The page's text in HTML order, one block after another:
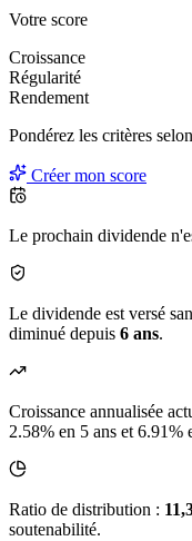
Votre score
Croissance
Régularité
Rendement
Pondérez les critères selon
Créer mon score
Le prochain dividende
Le dividende est versé
diminué depuis 6 ans.
Croissance annualisée
2.58% en 5 ans et 6.91%
Ratio de distribution :
soutenabilité.